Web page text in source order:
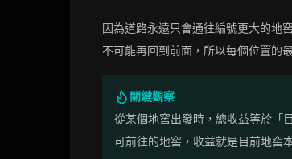
因為道路永遠只會通往編號更大的地
不可能再回到前面，所以每個位置的
關鍵觀察
從某個地窖出發時，總收益等於「
可前往的地窖，收益就是目前地窖